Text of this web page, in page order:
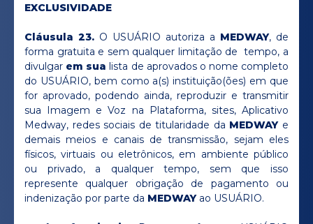
EXCLUSIVIDADE
Cláusula 23. O USUÁRIO autoriza a MEDWAY, de
forma gratuita e sem qualquer limitação de tempo, a
divulgar em sua lista de aprovados o nome completo
do USUÁRIO, bem como a(s) instituição(ões) em que
for aprovado, podendo ainda, reproduzir e transmitir
sua Imagem e Voz na Plataforma, sites, Aplicativo
Medway, redes sociais de titularidade da MEDWAY e
demais meios e canais de transmissão, sejam eles
físicos, virtuais ou eletrônicos, em ambiente público
ou privado, a qualquer tempo, sem que isso
represente qualquer obrigação de pagamento ou
indenização por parte da MEDWAY ao USUÁRIO.